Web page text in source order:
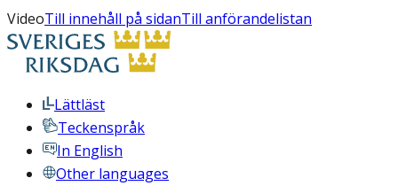
VideoTill innehåll på sidanTill anförandelistan
Lättläst
Teckenspråk
In English
Other languages